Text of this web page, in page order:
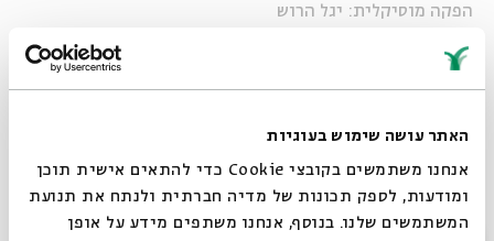
האתר עושה שימוש בעוגיות
אנחנו משתמשים בקובצי Cookie כדי להתאים אישית תוכן
ומודעות, לספק תכונות של מדיה חברתית ולנתח את תנועת
המשתמשים שלנו. בנוסף, אנחנו משתפים מידע על אופן
הפקה מוסיקלית: יגל הרוש
ניהול אמנותי: עמיחי חסון
הקלטת סאונד ומיקס: ערן בוטביקה
שי לחג מקבלת השבת של בית אבי חי